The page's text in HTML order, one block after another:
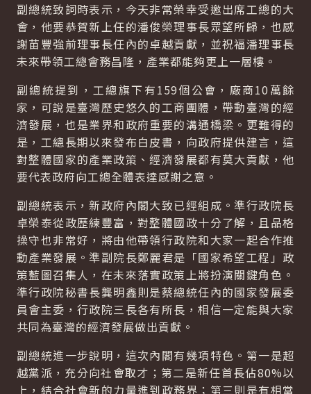
副總統致詞時表示，今天非常榮幸受邀出席工總的大
會，他要恭賀新上任的潘俊榮理事長眾望所歸，也感
謝苗豐強前理事長任內的卓越貢獻，並祝福潘理事長
未來帶領工總會務昌隆，產業都能夠更上一層樓。
副總統提到，工總旗下有159個公會，廠商10萬餘
家，可說是臺灣歷史悠久的工商團體，帶動臺灣的經
濟發展，也是業界和政府重要的溝通橋梁。更難得的
是，工總長期以來發布白皮書，向政府提供建言，這
對整體國家的產業政策、經濟發展都有莫大貢獻，他
要代表政府向工總全體表達感謝之意。
副總統表示，新政府內閣大致已經組成。準行政院長
卓榮泰從政歷練豐富，對整體國政十分了解，且品格
操守也非常好，將由他帶領行政院和大家一起合作推
動產業發展。準副院長鄭麗君是「國家希望工程」政
策藍圖召集人，在未來落實政策上將扮演關鍵角色。
準行政院秘書長龔明鑫則是蔡總統任內的國家發展委
員會主委，行政院三長各有所長，相信一定能與大家
共同為臺灣的經濟發展做出貢獻。
副總統進一步說明，這次內閣有幾項特色。第一是超
越黨派，充分向社會取才；第二是新任首長佔80%以
上，結合社會新的力量進到政務界；第三則是有相當